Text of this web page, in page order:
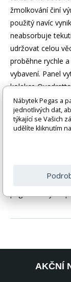
žmolkování činí
použitý navíc
neabsorbuje
udržovat celou
proběhne rychle
vybavení. Panel
kolekce
samostatně.
Zboží je
doplňků,
Pokud není
demontovaném
být i ilustrační a
vlivem nastavení
případě
AKČNÍ
Nábytek Pegas a
jednotlivých dat,
týkající se Vašich
udělíte kliknutím